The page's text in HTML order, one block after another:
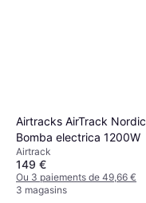
Airtracks AirTrack Nordic
Bomba electrica 1200W
Airtrack
149 €
Ou 3 paiements de 49,66 €
3 magasins